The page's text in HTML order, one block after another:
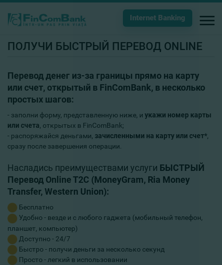
Internet Banking
ПОЛУЧИ БЫСТРЫЙ ПЕРЕВОД ONLINE
Перевод денег из-за границы прямо на карту
или счет, открытый в FinComBank, в несколько
простых шагов:
- заполни форму, представленную ниже, и укажи номер карты
или счета , открытых в FinComBank;
- распоряжайся деньгами, зачисленными на карту или счет*
сразу после завершения операции.
Насладись преимуществами услуги БЫСТРЫЙ
Перевод Online T2C (MoneyGram, Ria Money
Transfer, Western Union):
Бесплатно
Удобно - везде и с любого гаджета (мобильный телефон,
планшет, компьютер)
Доступно - 24/7
Быстро - получи деньги за несколько секунд
Просто - легкий в использовании